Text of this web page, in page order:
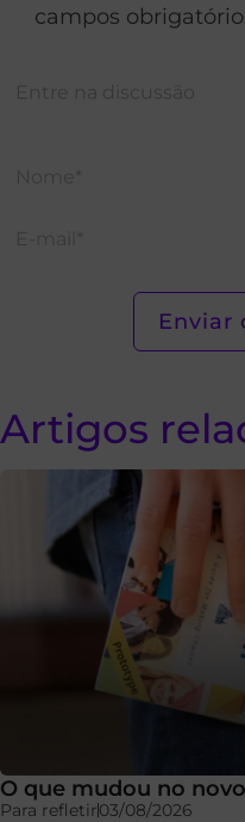
campos
Artigos
O que mudou no
Para refletir03/08/2026